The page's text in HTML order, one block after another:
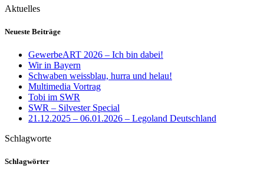
Aktuelles
Neueste Beiträge
GewerbeART 2026 – Ich bin dabei!
Wir in Bayern
Schwaben weissblau, hurra und helau!
Multimedia Vortrag
Tobi im SWR
SWR – Silvester Special
21.12.2025 – 06.01.2026 – Legoland Deutschland
Schlagworte
Schlagwörter